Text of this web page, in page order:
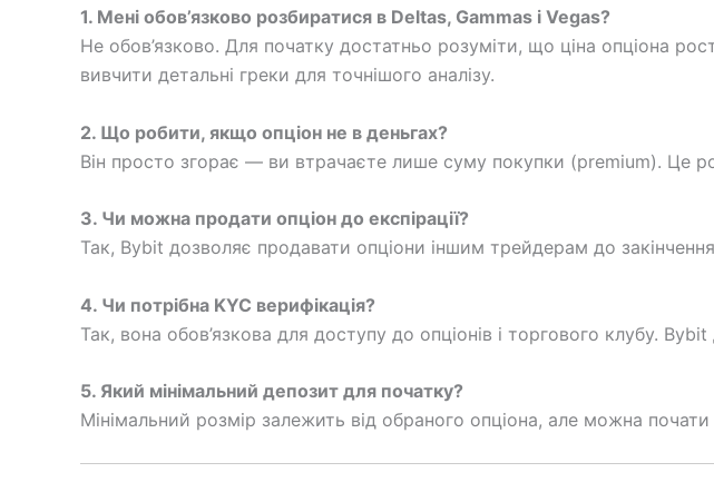
1. Мені обов’язково розбиратися в Deltas, Gammas і Vegas?
Не обов’язково. Для початку достатньо розуміти, що ціна опціона
вивчити детальні греки для точнішого аналізу.
2. Що робити, якщо опціон не в деньгах?
Він просто згорає — ви втрачаєте лише суму покупки (premium). Це
3. Чи можна продати опціон до експірації?
Так, Bybit дозволяє продавати опціони іншим трейдерам до
4. Чи потрібна KYC верифікація?
Так, вона обов’язкова для доступу до опціонів і торгового клубу.
5. Який мінімальний депозит для початку?
Мінімальний розмір залежить від обраного опціона, але можна